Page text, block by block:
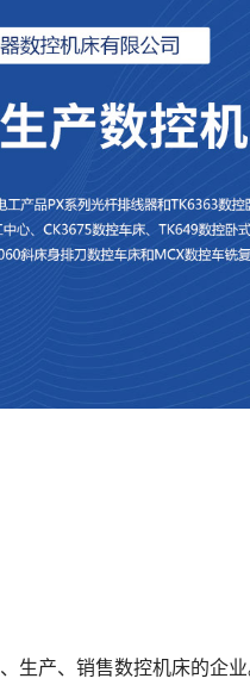
生产、销售数控机床的